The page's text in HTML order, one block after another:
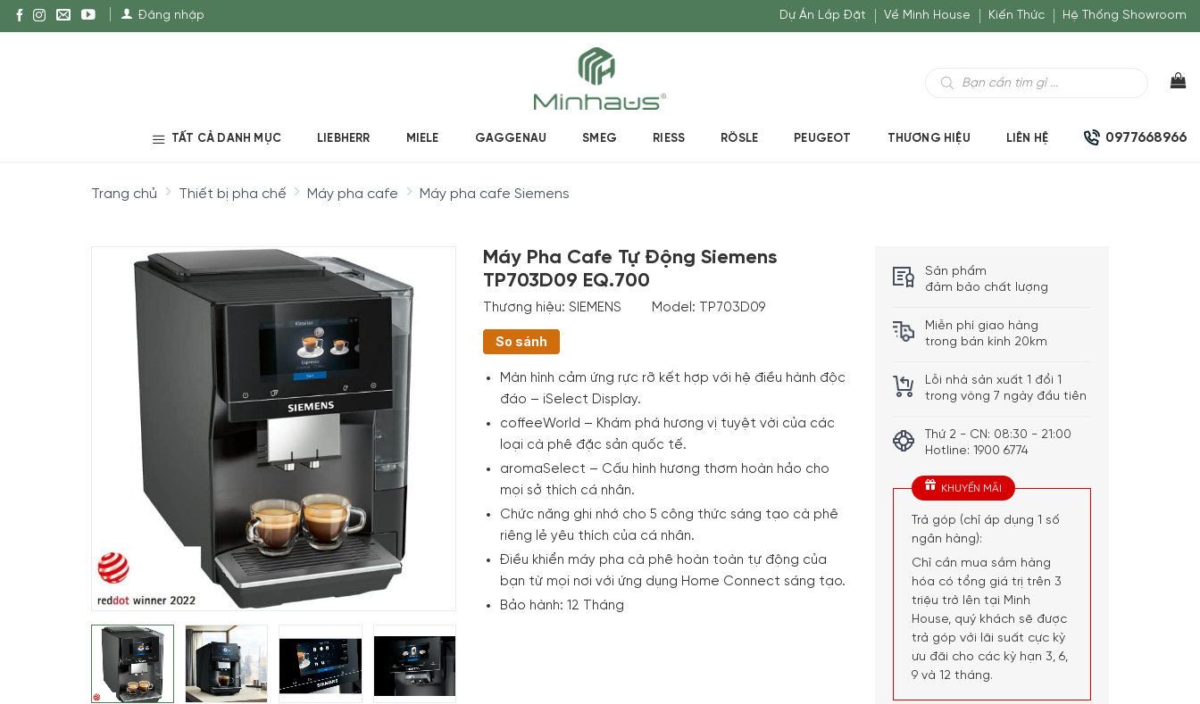
Đăng nhập Dự Án Lắp Đặt Về Minh House Kiến Thức Hệ Thống Showroom
kiếm
TẤT CẢ DANH MỤC LIEBHERR MIELE GAGGENAU SMEG RIESS RÖSLE PEUGEOT THƯƠNG HIỆU LIÊN HỆ 0977668966
Trang chủ Thiết bị pha chế Máy pha cafe Máy pha cafe Siemens
Máy Pha Cafe Tự Động Siemens
TP703D09 EQ.700
Thương hiệu: SIEMENS Model: TP703D09
So sánh
Màn hình cảm ứng rực rỡ kết hợp với hệ điều hành độc
đáo – iSelect Display.
coffeeWorld – Khám phá hương vị tuyệt vời của các
loại cà phê đặc sản quốc tế.
aromaSelect – Cấu hình hương thơm hoàn hảo cho
mọi sở thích cá nhân.
Chức năng ghi nhớ cho 5 công thức sáng tạo cà phê
riêng lẻ yêu thích của cá nhân.
Điều khiển máy pha cà phê hoàn toàn tự động của
bạn từ mọi nơi với ứng dụng Home Connect sáng tạo.
Bảo hành: 12 Tháng
Sản phẩm
đảm bảo chất lượng
Miễn phí giao hàng
trong bán kính 20km
Lỗi nhà sản xuất 1 đổi 1
trong vòng 7 ngày đầu tiên
Thứ 2 - CN: 08:30 - 21:00
Hotline: 1900 6774
KHUYẾN MÃI
Trả góp (chỉ áp dụng 1 số
ngân hàng):
Chỉ cần mua sắm hàng
hóa có tổng giá trị trên 3
triệu trở lên tại Minh
House, quý khách sẽ được
trả góp với lãi suất cực kỳ
ưu đãi cho các kỳ hạn 3, 6,
9 và 12 tháng.